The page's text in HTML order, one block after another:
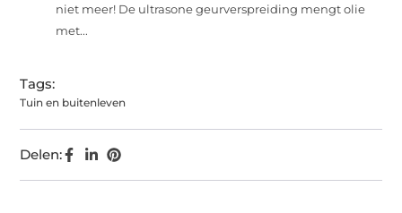
niet meer! De ultrasone geurverspreiding mengt olie
met...
Tags:
Tuin en buitenleven
Delen: